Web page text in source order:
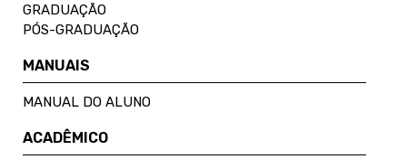
GRADUAÇÃO
PÓS-GRADUAÇÃO
MANUAIS
MANUAL DO ALUNO
ACADÊMICO